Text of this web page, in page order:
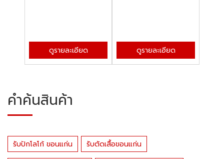
ดูรายละเอียด ดูรายละเอียด
คำค้นสินค้า
รับปักโลโก้ ขอนแก่น รับตัดเสื้อขอนแก่น